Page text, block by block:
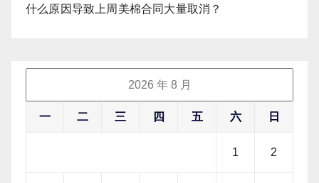
什么原因导致上周美棉合同大量取消？
2026 年 8 月
一 二 三 四 五 六 日
1 2